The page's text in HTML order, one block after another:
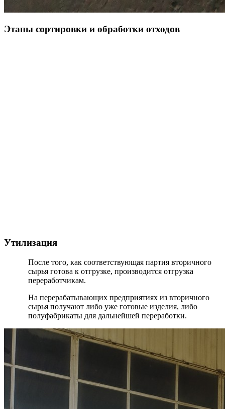
Этапы сортировки и обработки отходов
Утилизация
После того, как соответствующая партия вторичного
сырья готова к отгрузке, производится отгрузка
переработчикам.
На перерабатывающих предприятиях из вторичного
сырья получают либо уже готовые изделия, либо
полуфабрикаты для дальнейшей переработки.